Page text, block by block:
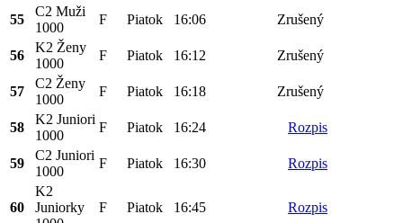
55
C2 Muži
1000
F Piatok 16:06 Zrušený
56
K2 Ženy
1000
F Piatok 16:12 Zrušený
57
C2 Ženy
1000
F Piatok 16:18 Zrušený
58
K2 Juniori
1000
F Piatok 16:24 Rozpis
59
C2 Juniori
1000
F Piatok 16:30 Rozpis
60
K2
Juniorky
F Piatok 16:45 Rozpis